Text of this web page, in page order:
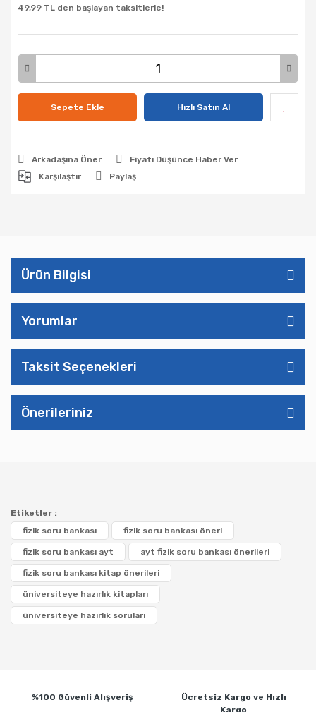
49,99 TL den başlayan taksitlerle!
Sepete Ekle Hızlı Satın Al
Arkadaşına Öner
Fiyatı Düşünce Haber Ver
Karşılaştır
Paylaş
Ürün Bilgisi
Yorumlar
Taksit Seçenekleri
Önerileriniz
Etiketler :
fizik soru bankası
fizik soru bankası öneri
fizik soru bankası ayt ayt fizik soru bankası önerileri
fizik soru bankası kitap önerileri
üniversiteye hazırlık kitapları
üniversiteye hazırlık soruları
%100 Güvenli Alışveriş Ücretsiz Kargo ve Hızlı
Kargo